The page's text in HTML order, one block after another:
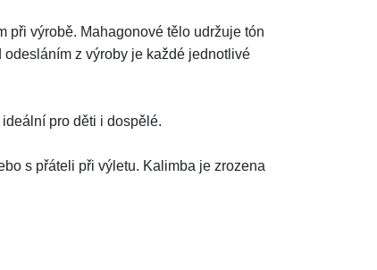
při výrobě. Mahagonové tělo udržuje tón
z výroby je každé jednotlivé
pro děti i dospělé.
s přáteli při výletu. Kalimba je zrozena